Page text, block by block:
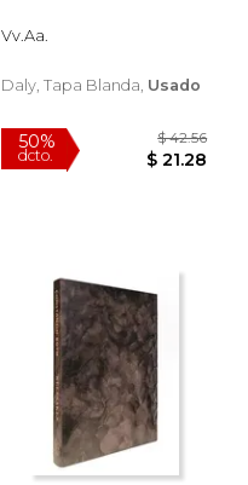
Vv.Aa.
Daly, Tapa Blanda, Usado